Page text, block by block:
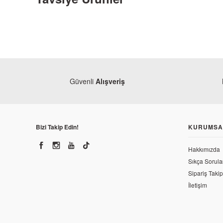
Güvenli Alışveriş
Bizi Takip Edin!
Hakkımızda
Sıkça
Sipariş Takip
İletişim